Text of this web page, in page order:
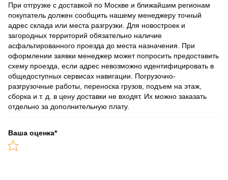
При отгрузке с доставкой по Москве и ближайшим регионам
покупатель должен сообщить нашему менеджеру точный
адрес склада или места разгрузки. Для новостроек и
загородных территорий обязательно наличие
асфальтированного проезда до места назначения. При
оформлении заявки менеджер может попросить предоставить
схему проезда, если адрес невозможно идентифицировать в
общедоступных сервисах навигации. Погрузочно-
разгрузочные работы, переноска грузов, подъем на этаж,
сборка и т. д. в цену доставки не входят. Их можно заказать
отдельно за дополнительную плату.
Ваша оценка*